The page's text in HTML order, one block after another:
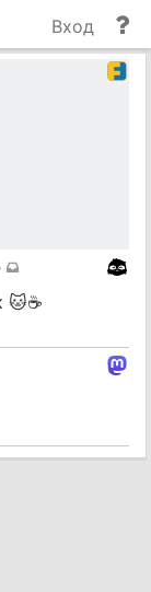
и
Вход
🐱☕